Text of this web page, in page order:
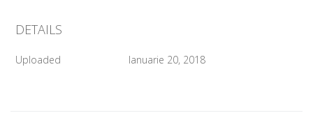
DETAILS
Uploaded Ianuarie 20, 2018